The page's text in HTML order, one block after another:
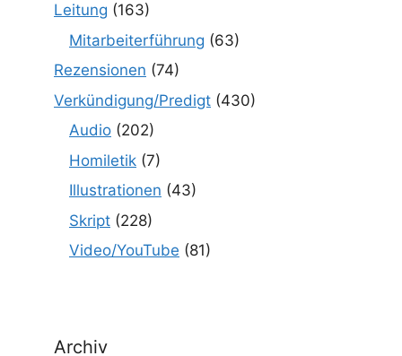
Leitung (163)
Mitarbeiterführung (63)
Rezensionen (74)
Verkündigung/Predigt (430)
Audio (202)
Homiletik (7)
Illustrationen (43)
Skript (228)
Video/YouTube (81)
Archiv